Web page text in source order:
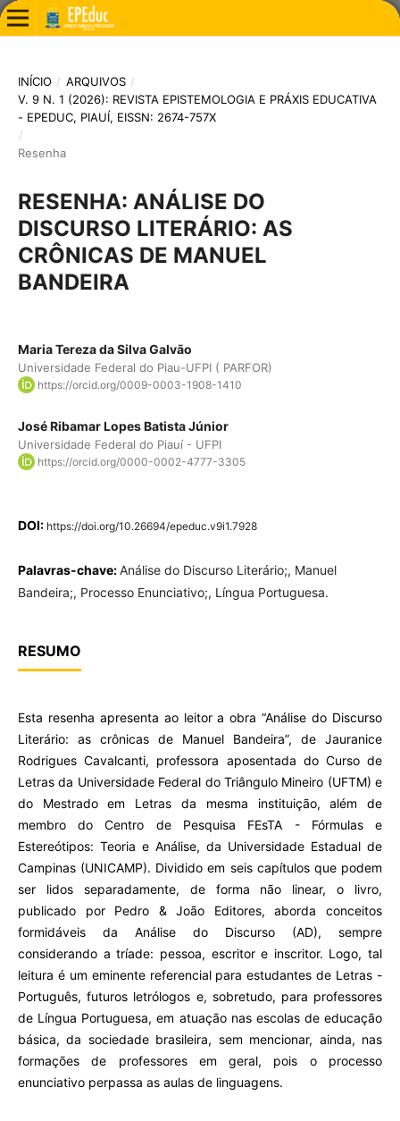
INÍCIO / ARQUIVOS /
V. 9 N. 1 (2026): REVISTA EPISTEMOLOGIA E PRÁXIS EDUCATIVA
- EPEDUC, PIAUÍ, EISSN: 2674-757X
/
Resenha
RESENHA: ANÁLISE DO
DISCURSO LITERÁRIO: AS
CRÔNICAS DE MANUEL
BANDEIRA
Maria Tereza da Silva Galvão
Universidade Federal do Piau-UFPI ( PARFOR)
https://orcid.org/0009-0003-1908-1410
José Ribamar Lopes Batista Júnior
Universidade Federal do Piauí - UFPI
https://orcid.org/0000-0002-4777-3305
DOI: https://doi.org/10.26694/epeduc.v9i1.7928
Palavras-chave:Análise do Discurso Literário;, Manuel
Bandeira;, Processo Enunciativo;, Língua Portuguesa.
RESUMO
Esta resenha apresenta ao leitor a obra “Análise do Discurso
Literário: as crônicas de Manuel Bandeira”, de Jauranice
Rodrigues Cavalcanti, professora aposentada do Curso de
Letras da Universidade Federal do Triângulo Mineiro (UFTM) e
do Mestrado em Letras da mesma instituição, além de
membro do Centro de Pesquisa FEsTA - Fórmulas e
Estereótipos: Teoria e Análise, da Universidade Estadual de
Campinas (UNICAMP). Dividido em seis capítulos que podem
ser lidos separadamente, de forma não linear, o livro,
publicado por Pedro & João Editores, aborda conceitos
formidáveis da Análise do Discurso (AD), sempre
considerando a tríade: pessoa, escritor e inscritor. Logo, tal
leitura é um eminente referencial para estudantes de Letras -
Português, futuros letrólogos e, sobretudo, para professores
de Língua Portuguesa, em atuação nas escolas de educação
básica, da sociedade brasileira, sem mencionar, ainda, nas
formações de professores em geral, pois o processo
enunciativo perpassa as aulas de linguagens.